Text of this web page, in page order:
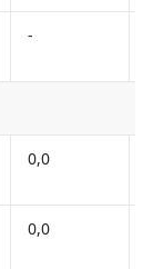
-
0,0
0,0